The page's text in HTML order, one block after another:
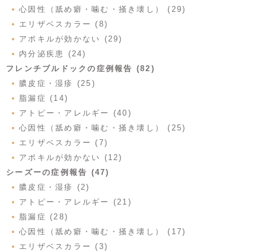
心因性（舐め癖・噛む・掻き壊し） (29)
エリザベスカラー (8)
アポキルが効かない (29)
内分泌疾患 (24)
フレンチブルドックの症例報告 (82)
膿皮症・湿疹 (25)
脂漏症 (14)
アトピー・アレルギー (40)
心因性（舐め癖・噛む・掻き壊し） (25)
エリザベスカラー (7)
アポキルが効かない (12)
シーズーの症例報告 (47)
膿皮症・湿疹 (2)
アトピー・アレルギー (21)
脂漏症 (28)
心因性（舐め癖・噛む・掻き壊し） (17)
エリザベスカラー (3)